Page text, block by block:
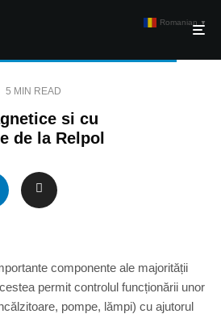
5 MIN READ
si cu
de la Relpol
componente ale majorității
permit controlul funcționării unor
pompe, lămpi) cu ajutorul
Romanian ▼